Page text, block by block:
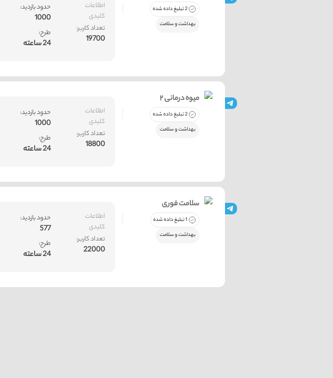
اطلاعات
کلیدی
تعداد کاربر:
19700
حدود بازدید:
1000
طرح:
24 ساعته
2 تبلیغ داده شده
بهداشت و سلامت
اطلاعات
کلیدی
تعداد کاربر:
18800
حدود بازدید:
1000
طرح:
24 ساعته
میوه درمانی ۲
2 تبلیغ داده شده
بهداشت و سلامت
اطلاعات
کلیدی
تعداد کاربر:
22000
حدود بازدید:
577
طرح:
24 ساعته
سلامت فوری
1 تبلیغ داده شده
بهداشت و سلامت